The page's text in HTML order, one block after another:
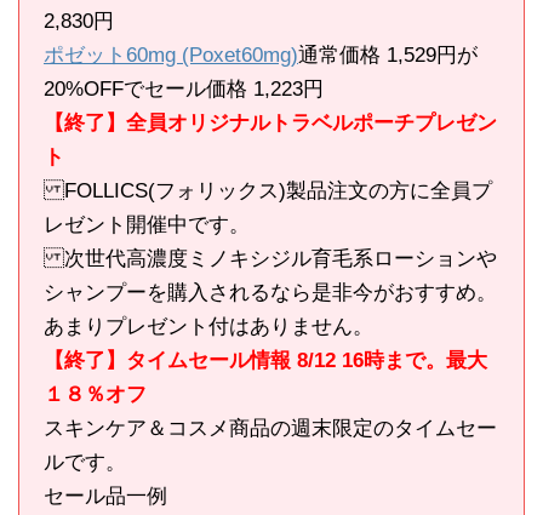
2,830円
ポゼット60mg (Poxet60mg)通常価格 1,529円が
20%OFFでセール価格 1,223円
【終了】全員オリジナルトラベルポーチプレゼン
ト
FOLLICS(フォリックス)製品注文の方に全員プ
レゼント開催中です。
次世代高濃度ミノキシジル育毛系ローションや
シャンプーを購入されるなら是非今がおすすめ。
あまりプレゼント付はありません。
【終了】タイムセール情報 8/12 16時まで。最大
１８％オフ
スキンケア＆コスメ商品の週末限定のタイムセー
ルです。
セール品一例